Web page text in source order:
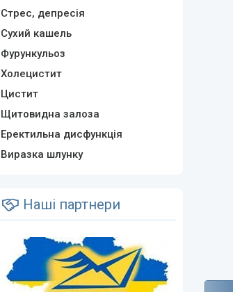
Стрес, депресія
Сухий кашель
Фурункульоз
Холецистит
Цистит
Щитовидна залоза
Еректильна дисфункція
Виразка шлунку
Наші партнери